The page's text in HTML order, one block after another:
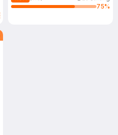
75%